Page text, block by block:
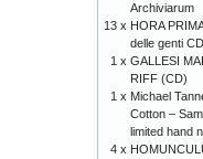
Archiviarum
13 x HORA
delle genti
1 x GALLESI
RIFF (CD)
1 x Michael
Cotton –
limited hand
4 x